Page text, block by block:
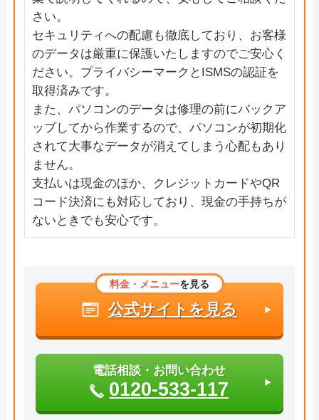
さい。
セキュリティへの配慮も徹底しており、お客様
のデータは厳重に保護いたしますのでご安心く
ださい。プライバシーマークとISMSの認証を
取得済みです。
また、パソコンのデータは修理の前にバックア
ップしてから作業するので、パソコンが初期化
されて大事なデータが消えてしまう心配もあり
ません。
支払いは現金のほか、クレジットカードやQR
コード決済にも対応しており、現金の手持ちが
ないときでも安心です。
料金・メニューを見る
公式サイトを見る
電話相談・お問い合わせ
0120-533-117